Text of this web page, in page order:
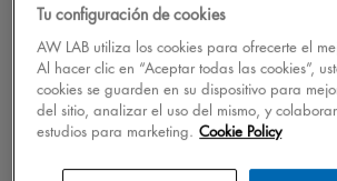
Tu configuración de cookies
AW LAB utiliza los cookies para ofrecerte el
Al hacer clic en “Aceptar todas las cookies”,
cookies se guarden en su dispositivo para
del sitio, analizar el uso del mismo, y
estudios para marketing. Cookie Policy